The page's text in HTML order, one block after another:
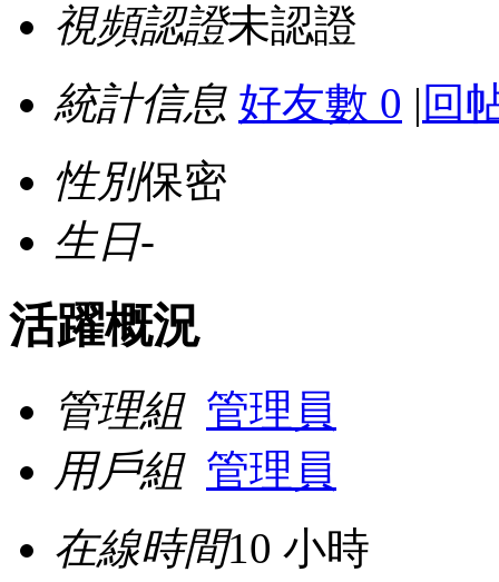
視頻認證未認證
統計信息 好友數 0 | 回
性別保密
生日-
活躍概況
管理組 管理員
用戶組 管理員
在線時間10 小時